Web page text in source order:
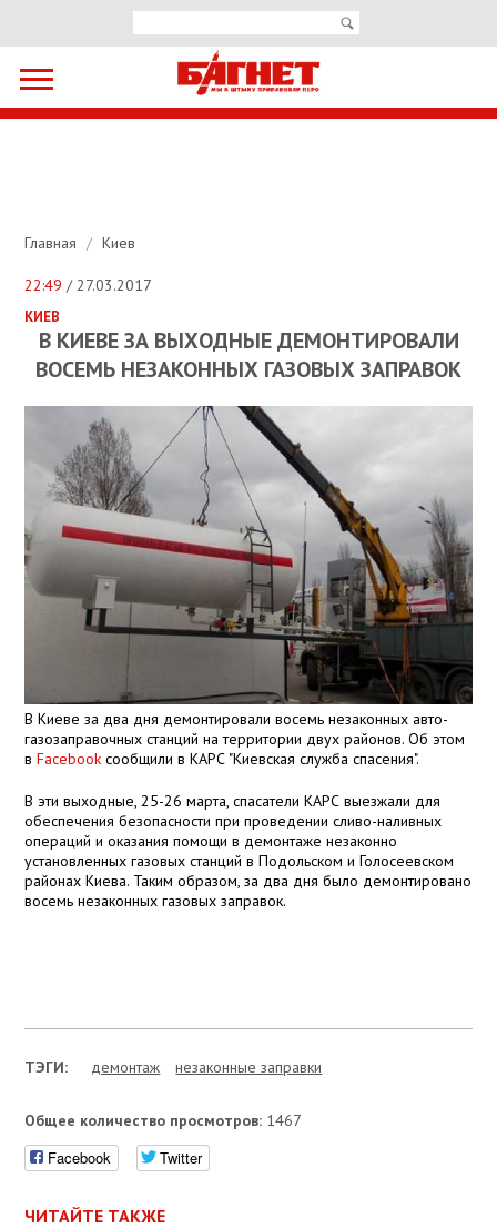
Главная / Киев
22:49 / 27.03.2017
КИЕВ
В КИЕВЕ ЗА ВЫХОДНЫЕ ДЕМОНТИРОВАЛИ
ВОСЕМЬ НЕЗАКОННЫХ ГАЗОВЫХ ЗАПРАВОК
В Киеве за два дня демонтировали восемь незаконных авто-
газозаправочных станций на территории двух районов. Об этом
вFacebook сообщили в КАРС "Киевская служба спасения".
В эти выходные, 25-26 марта, спасатели КАРС выезжали для
обеспечения безопасности при проведении сливо-наливных
операций и оказания помощи в демонтаже незаконно
установленных газовых станций в Подольском и Голосеевском
районах Киева. Таким образом, за два дня было демонтировано
восемь незаконных газовых заправок.
ТЭГИ: демонтаж незаконные заправки
Общее количество просмотров: 1467
Facebook Twitter
ЧИТАЙТЕ ТАКЖЕ